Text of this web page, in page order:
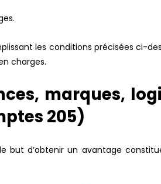
les conditions précisées ci-
charges.
marques,
205)
but d’obtenir un avantage